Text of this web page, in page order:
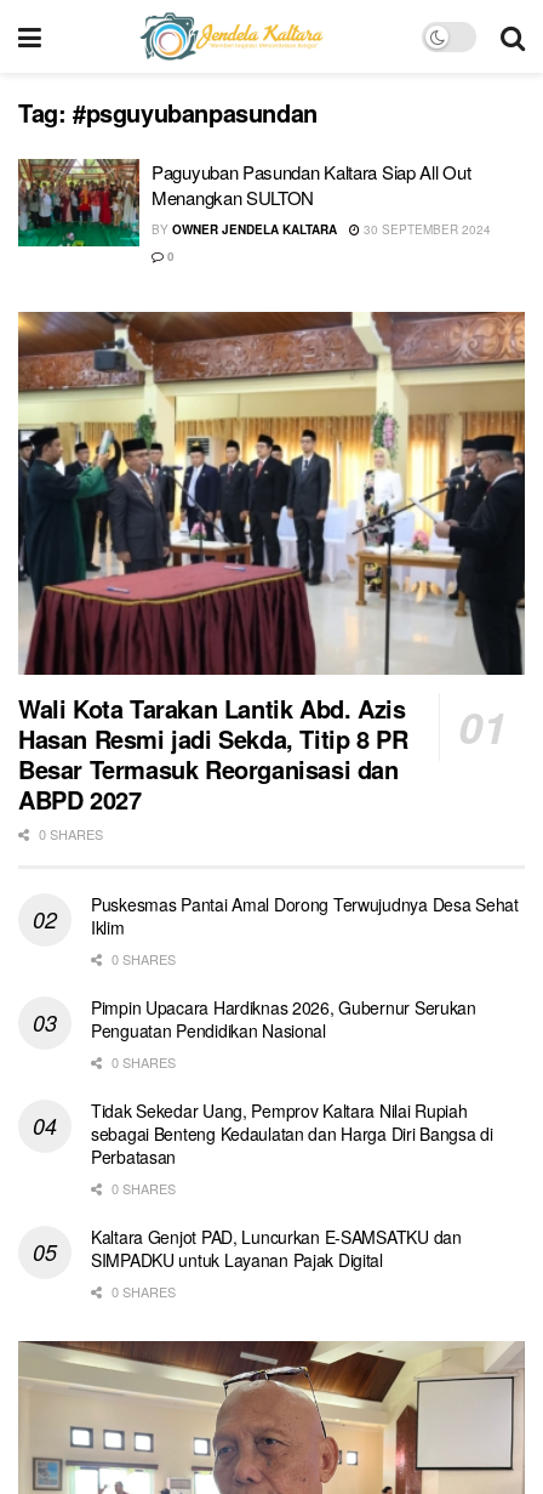
Tag: #psguyubanpasundan
Paguyuban Pasundan Kaltara Siap All Out
Menangkan SULTON
BY OWNER JENDELA KALTARA
30 SEPTEMBER 2024
0
Wali Kota Tarakan Lantik Abd. Azis
Hasan Resmi jadi Sekda, Titip 8 PR
Besar Termasuk Reorganisasi dan
ABPD 2027
0 SHARES
Puskesmas Pantai Amal Dorong Terwujudnya Desa Sehat
Iklim
0 SHARES
Pimpin Upacara Hardiknas 2026, Gubernur Serukan
Penguatan Pendidikan Nasional
0 SHARES
Tidak Sekedar Uang, Pemprov Kaltara Nilai Rupiah
sebagai Benteng Kedaulatan dan Harga Diri Bangsa di
Perbatasan
0 SHARES
Kaltara Genjot PAD, Luncurkan E-SAMSATKU dan
SIMPADKU untuk Layanan Pajak Digital
0 SHARES